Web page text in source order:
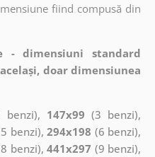
fiind compusă din
- dimensiuni standard
doar dimensiunea
benzi), 147x99 (3 benzi),
benzi),294x198 (6 benzi),
benzi),441x297 (9 benzi),